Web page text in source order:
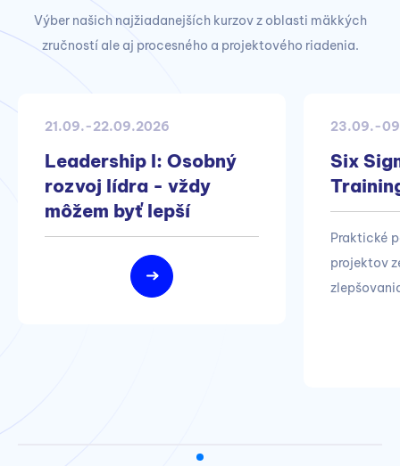
Výber našich najžiadanejších kurzov z oblasti mäkkých
zručností ale aj procesného a projektového riadenia.
21.09.-22.09.2026
Leadership I: Osobný
rozvoj lídra - vždy
môžem byť lepší
23.09.-
Six
Praktické
projektov